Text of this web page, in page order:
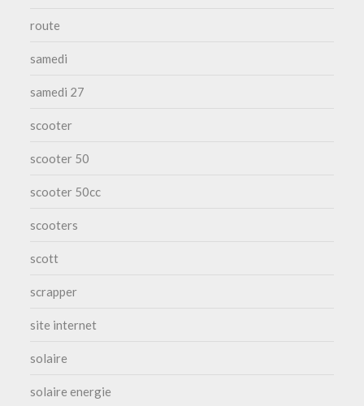
route
samedi
samedi 27
scooter
scooter 50
scooter 50cc
scooters
scott
scrapper
site internet
solaire
solaire energie